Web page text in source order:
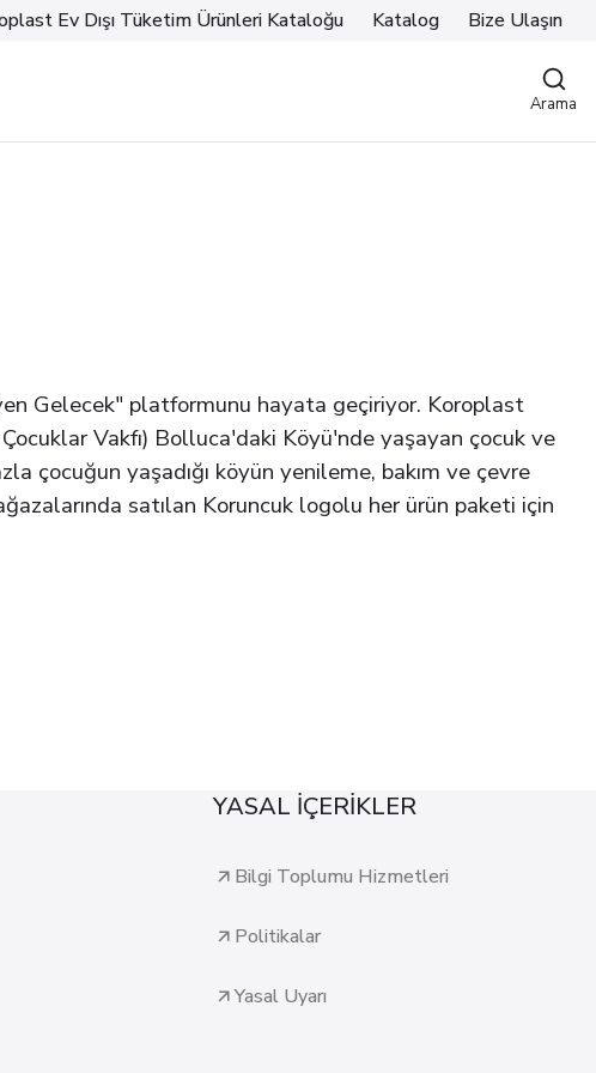
Ev Dışı Tüketim Ürünleri Kataloğu Katalog Bize Ulaşın
Arama
Gelecek" platformunu hayata geçiriyor. Koroplast
Vakfı) Bolluca'daki Köyü'nde yaşayan çocuk ve
çocuğun yaşadığı köyün yenileme, bakım ve çevre
satılan Koruncuk logolu her ürün paketi için
YASAL İÇERİKLER
Bilgi Toplumu Hizmetleri
Politikalar
Yasal Uyarı